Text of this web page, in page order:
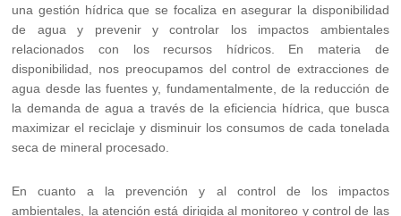
una gestión hídrica que se focaliza en asegurar la disponibilidad
de agua y prevenir y controlar los impactos ambientales
relacionados con los recursos hídricos. En materia de
disponibilidad, nos preocupamos del control de extracciones de
agua desde las fuentes y, fundamentalmente, de la reducción de
la demanda de agua a través de la eficiencia hídrica, que busca
maximizar el reciclaje y disminuir los consumos de cada tonelada
seca de mineral procesado.
En cuanto a la prevención y al control de los impactos
ambientales, la atención está dirigida al monitoreo y control de las